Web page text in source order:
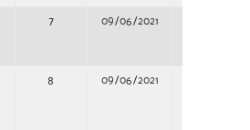
7 09/06/2021
8 09/06/2021